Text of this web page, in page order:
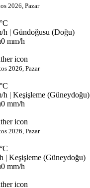
2026, Pazar
h | Gündoğusu (Doğu)
0 mm/h
2026, Pazar
h | Keşişleme (Güneydoğu)
0 mm/h
2026, Pazar
| Keşişleme (Güneydoğu)
0 mm/h